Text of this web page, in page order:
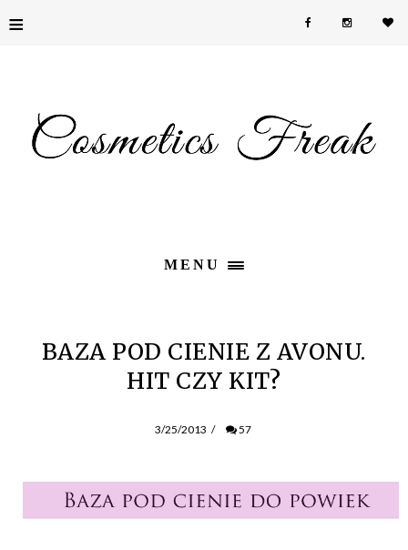
≡
MENU
BAZA POD CIENIE Z AVONU.
HIT CZY KIT?
3/25/2013 / 57